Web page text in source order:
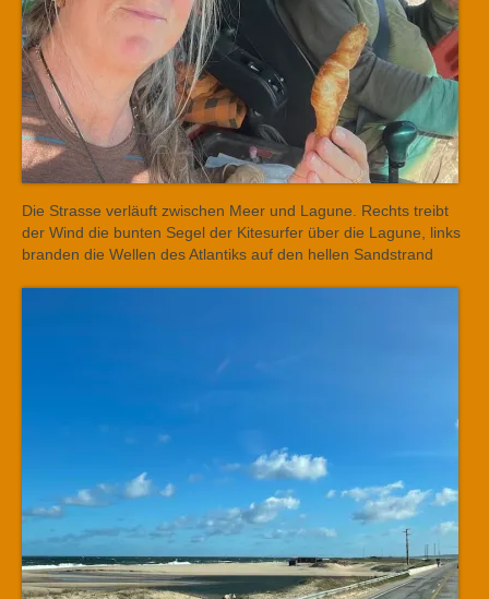
Die Strasse verläuft zwischen Meer und Lagune. Rechts treibt
der Wind die bunten Segel der Kitesurfer über die Lagune, links
branden die Wellen des Atlantiks auf den hellen Sandstrand